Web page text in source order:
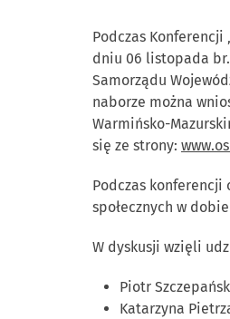
Podczas Konferencji
dniu 06 listopada
Samorządu
naborze można
Warmińsko-
się ze strony:
Podczas konferencji
społecznych w
W dyskusji wzięli
Piotr
Katarzyna